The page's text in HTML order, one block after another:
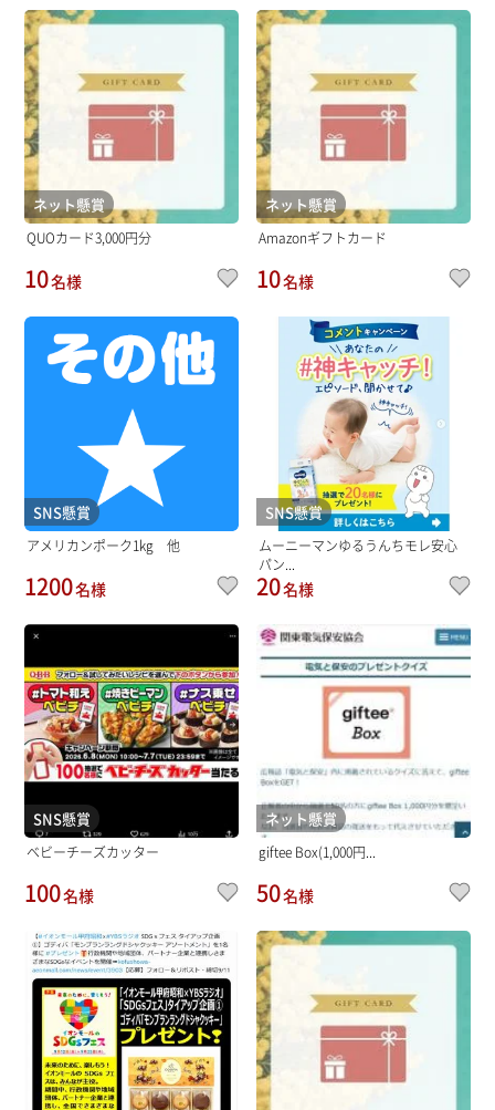
ネット懸賞
QUOカード3,000円分
10名様
ネット懸賞
Amazonギフトカード
10名様
SNS懸賞
アメリカンポーク1kg 他
1200名様
SNS懸賞
ムーニーマンゆるうんちモレ安心
パン...
20名様
SNS懸賞
ベビーチーズカッター
100名様
ネット懸賞
giftee Box(1,000円...
50名様